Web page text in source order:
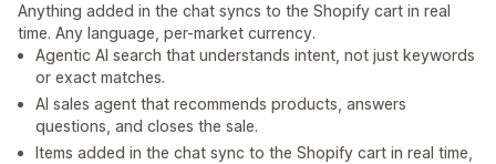
Anything added in the chat syncs to the Shopify cart in real
time. Any language, per-market currency.
Agentic AI search that understands intent, not just keywords
or exact matches.
AI sales agent that recommends products, answers
questions, and closes the sale.
Items added in the chat sync to the Shopify cart in real time,